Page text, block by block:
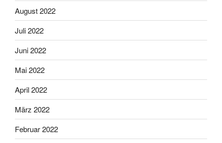
August 2022
Juli 2022
Juni 2022
Mai 2022
April 2022
März 2022
Februar 2022